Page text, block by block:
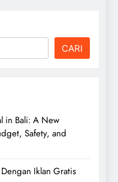
CARI
in Bali: A New
Safety, and
Iklan Gratis